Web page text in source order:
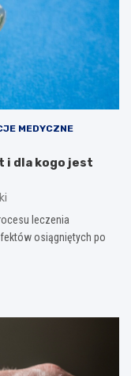
MEDYCZNE
i dla kogo jest
leczenia
osiągniętych po